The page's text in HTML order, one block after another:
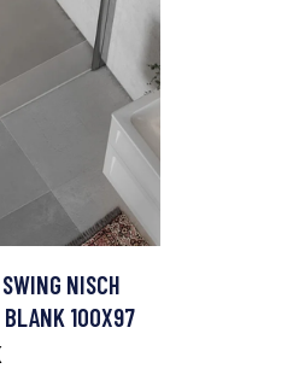
NISCH
BLANK 100X97